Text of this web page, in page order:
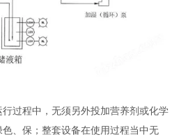
过程中，无须另外投加营养剂或化学
、保；整套设备在使用过程当中无